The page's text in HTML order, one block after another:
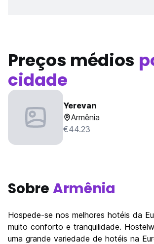
Preços médios
cidade
Yerevan
Armênia
€44.23
Sobre Armênia
Hospede-se nos melhores hotéis da
muito conforto e tranquilidade.
uma grande variedade de hotéis na